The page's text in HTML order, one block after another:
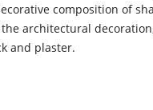
composition of
architectural
and plaster.